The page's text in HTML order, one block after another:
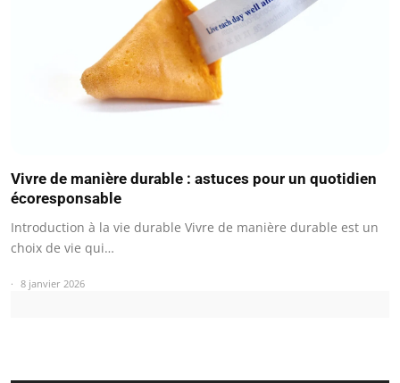
Vivre de manière durable : astuces pour un quotidien
écoresponsable
Introduction à la vie durable Vivre de manière durable est un
choix de vie qui…
8 janvier 2026